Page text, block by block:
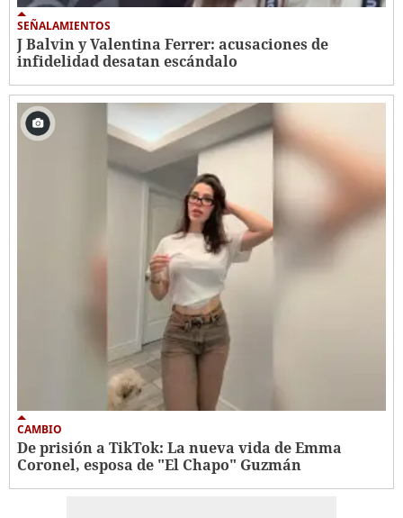
SEÑALAMIENTOS
J Balvin y Valentina Ferrer: acusaciones de
infidelidad desatan escándalo
CAMBIO
De prisión a TikTok: La nueva vida de Emma
Coronel, esposa de "El Chapo" Guzmán